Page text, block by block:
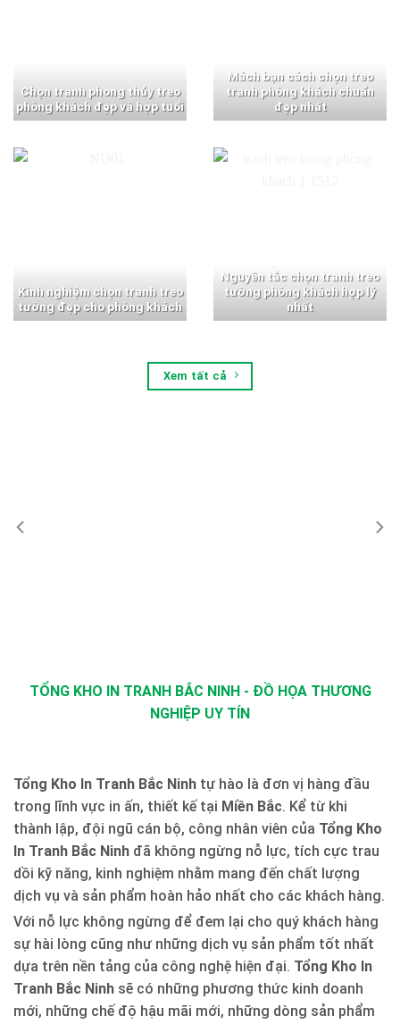
Chọn tranh phong thủy treo
phòng khách đẹp và hợp tuổi
Mách bạn cách chọn treo
tranh phòng khách chuẩn
đẹp nhất
Kinh nghiệm chọn tranh treo
tường đẹp cho phòng khách
Nguyên tắc chọn tranh treo
tường phòng khách hợp lý
nhất
Xem tất cả
TỔNG KHO IN TRANH BẮC NINH - ĐỒ HỌA THƯƠNG
NGHIỆP UY TÍN
Tổng Kho In Tranh Bắc Ninh tự hào là đơn vị hàng đầu
trong lĩnh vực in ấn, thiết kế tại Miền Bắc. Kể từ khi
thành lập, đội ngũ cán bộ, công nhân viên của Tổng Kho
In Tranh Bắc Ninh đã không ngừng nỗ lực, tích cực trau
dồi kỹ năng, kinh nghiệm nhằm mang đến chất lượng
dịch vụ và sản phẩm hoàn hảo nhất cho các khách hàng.
Với nỗ lực không ngừng để đem lại cho quý khách hàng
sự hài lòng cũng như những dịch vụ sản phẩm tốt nhất
dựa trên nền tảng của công nghệ hiện đại. Tổng Kho In
Tranh Bắc Ninh sẽ có những phương thức kinh doanh
mới, những chế độ hậu mãi mới, những dòng sản phẩm